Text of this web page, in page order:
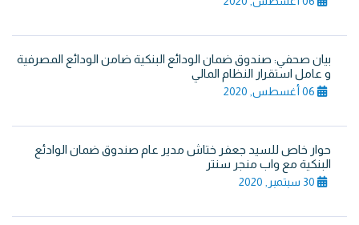
بيان صحفي: صندوق ضمان الودائع البنكية ضامن الودائع المصرفية
و عامل استقرار النظام المالي
06 أغسطس, 2020
حوار خاص للسيد جعفر ختاش مدير عام صندوق ضمان الوادئع
البنكية مع واب منجر سنتر
30 سبتمبر, 2020